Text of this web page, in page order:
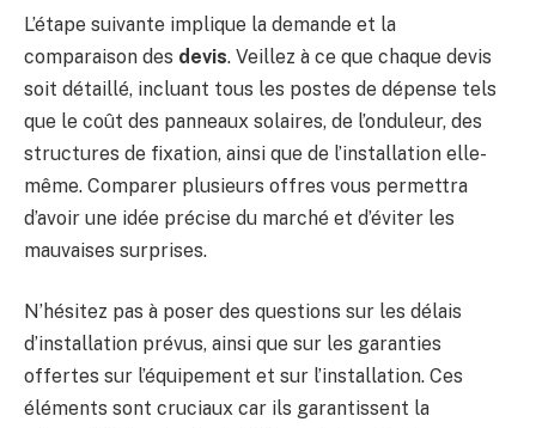
L’étape suivante implique la demande et la
comparaison des devis. Veillez à ce que chaque devis
soit détaillé, incluant tous les postes de dépense tels
que le coût des panneaux solaires, de l’onduleur, des
structures de fixation, ainsi que de l’installation elle-
même. Comparer plusieurs offres vous permettra
d’avoir une idée précise du marché et d’éviter les
mauvaises surprises.
N’hésitez pas à poser des questions sur les délais
d’installation prévus, ainsi que sur les garanties
offertes sur l’équipement et sur l’installation. Ces
éléments sont cruciaux car ils garantissent la